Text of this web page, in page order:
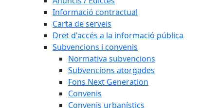
Informació contractual
Carta de serveis
Dret d'accés a la informació pública
Subvencions i convenis
Normativa subvencions
Subvencions atorgades
Fons Next Generation
Convenis
Convenis urbanístics